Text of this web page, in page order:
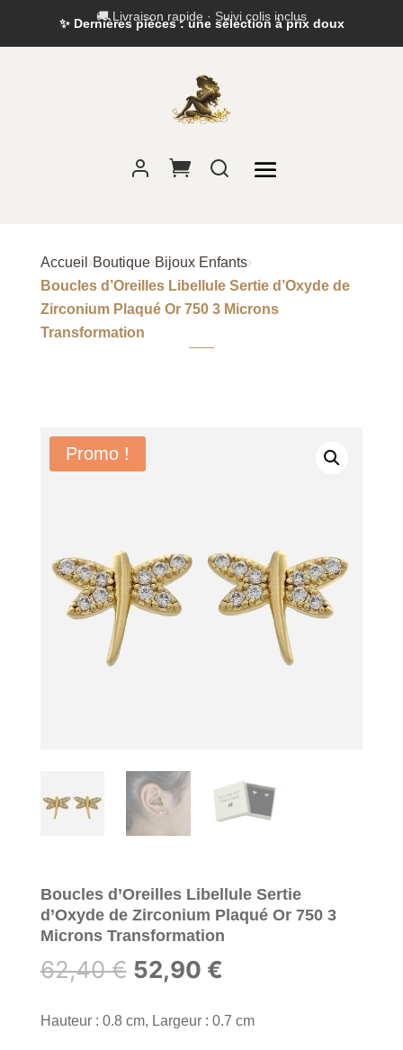
✨ Dernières pièces : une sélection à prix doux
Accueil ›Boutique›Bijoux Enfants›
Boucles d’Oreilles Libellule Sertie d’Oxyde de
Zirconium Plaqué Or 750 3 Microns
Transformation
Promo !
Boucles d’Oreilles Libellule Sertie
d’Oxyde de Zirconium Plaqué Or 750 3
Microns Transformation
62,40€ Le
initial
52,90 €Le
actuel
Hauteur : 0.8 cm, Largeur : 0.7 cm